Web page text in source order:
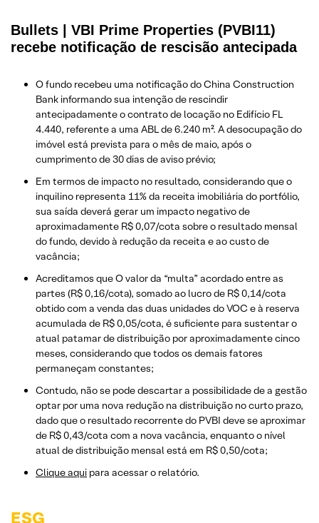
Bullets | VBI Prime Properties (PVBI11)
recebe notificação de rescisão antecipada
O fundo recebeu uma notificação do China Construction
Bank informando sua intenção de rescindir
antecipadamente o contrato de locação no Edifício FL
4.440, referente a uma ABL de 6.240 m². A desocupação do
imóvel está prevista para o mês de maio, após o
cumprimento de 30 dias de aviso prévio;
Em termos de impacto no resultado, considerando que o
inquilino representa 11% da receita imobiliária do portfólio,
sua saída deverá gerar um impacto negativo de
aproximadamente R$ 0,07/cota sobre o resultado mensal
do fundo, devido à redução da receita e ao custo de
vacância;
Acreditamos que O valor da “multa” acordado entre as
partes (R$ 0,16/cota), somado ao lucro de R$ 0,14/cota
obtido com a venda das duas unidades do VOC e à reserva
acumulada de R$ 0,05/cota, é suficiente para sustentar o
atual patamar de distribuição por aproximadamente cinco
meses, considerando que todos os demais fatores
permaneçam constantes;
Contudo, não se pode descartar a possibilidade de a gestão
optar por uma nova redução na distribuição no curto prazo,
dado que o resultado recorrente do PVBI deve se aproximar
de R$ 0,43/cota com a nova vacância, enquanto o nível
atual de distribuição mensal está em R$ 0,50/cota;
Clique aqui para acessar o relatório.
ESG